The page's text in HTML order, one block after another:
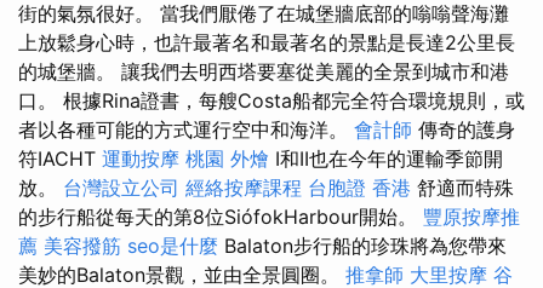
街的氣氛很好。 當我們厭倦了在城堡牆底部的嗡嗡聲海灘
上放鬆身心時，也許最著名和最著名的景點是長達2公里長
的城堡牆。 讓我們去明西塔要塞從美麗的全景到城市和港
口。 根據Rina證書，每艘Costa船都完全符合環境規則，或
者以各種可能的方式運行空中和海洋。 會計師 傳奇的護身
符IACHT 運動按摩 桃園 外燴 I和II也在今年的運輸季節開
放。 台灣設立公司 經絡按摩課程 台胞證 香港 舒適而特殊
的步行船從每天的第8位SiófokHarbour開始。 豐原按摩推
薦 美容撥筋 seo是什麼 Balaton步行船的珍珠將為您帶來
美妙的Balaton景觀，並由全景圓圈。 推拿師 大里按摩 谷